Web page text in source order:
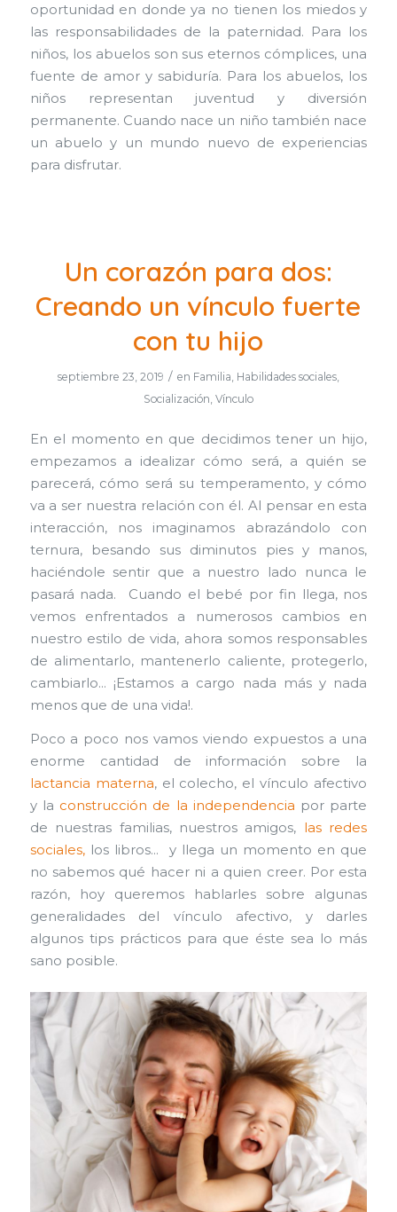
oportunidad en donde ya no tienen los miedos y
las responsabilidades de la paternidad. Para los
niños, los abuelos son sus eternos cómplices, una
fuente de amor y sabiduría. Para los abuelos, los
niños representan juventud y diversión
permanente. Cuando nace un niño también nace
un abuelo y un mundo nuevo de experiencias
para disfrutar.
Un corazón para dos:
Creando un vínculo fuerte
con tu hijo
septiembre 23, 2019 / en Familia, Habilidades sociales,
Socialización, Vínculo
En el momento en que decidimos tener un hijo,
empezamos a idealizar cómo será, a quién se
parecerá, cómo será su temperamento, y cómo
va a ser nuestra relación con él. Al pensar en esta
interacción, nos imaginamos abrazándolo con
ternura, besando sus diminutos pies y manos,
haciéndole sentir que a nuestro lado nunca le
pasará nada. Cuando el bebé por fin llega, nos
vemos enfrentados a numerosos cambios en
nuestro estilo de vida, ahora somos responsables
de alimentarlo, mantenerlo caliente, protegerlo,
cambiarlo… ¡Estamos a cargo nada más y nada
menos que de una vida!.
Poco a poco nos vamos viendo expuestos a una
enorme cantidad de información sobre la
lactancia materna, el colecho, el vínculo afectivo
y la construcción de la independencia por parte
de nuestras familias, nuestros amigos, las redes
sociales,los libros… y llega un momento en que
no sabemos qué hacer ni a quien creer. Por esta
razón, hoy queremos hablarles sobre algunas
generalidades del vínculo afectivo, y darles
algunos tips prácticos para que éste sea lo más
sano posible.